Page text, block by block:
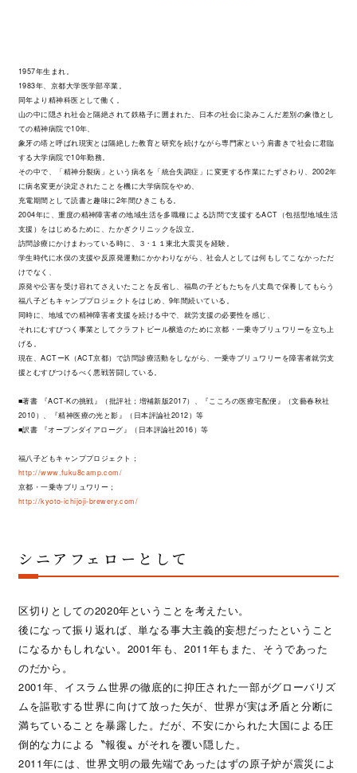
1957年生まれ。
1983年、京都大学医学部卒業。
同年より精神科医として働く。
山の中に隠され社会と隔絶されて鉄格子に囲まれた、日本の社会に染みこんだ差別の象徴とし
ての精神病院で10年、
象牙の塔と呼ばれ現実とは隔絶した教育と研究を続けながら専門家という肩書きで社会に君臨
する大学病院で10年勤務。
その中で、「精神分裂病」という病名を「統合失調症」に変更する作業にたずさわり、2002年
に病名変更が決定されたことを機に大学病院をやめ、
充電期間として読書と趣味に2年間ひきこもる。
2004年に、重度の精神障害者の地域生活を多職種による訪問で支援するACT（包括型地域生活
支援）をはじめるために、たかぎクリニックを設立。
訪問診療にかけまわっている時に、３･１１東北大震災を経験。
学生時代に水俣の支援や反原発運動にかかわりながら、社会人としては何もしてこなかっただ
けでなく、
原発や公害を受け容れてさえいたことを反省し、福島の子どもたちを八丈島で保養してもらう
福八子どもキャンププロジェクトをはじめ、9年間続いている。
同時に、地域での精神障害者支援を続ける中で、就労支援の必要性を感じ、
それにむすびつく事業としてクラフトビール醸造のために京都・一乗寺ブリュワリーを立ち上
げる。
現在、ACTーK（ACT京都）で訪問診療活動をしながら、一乗寺ブリュワリーを障害者就労支
援とむすびつけるべく悪戦苦闘している。
■著書 『ACT-Kの挑戦』（批評社；増補新版2017）、『こころの医療宅配便』（文藝春秋社
2010）、『精神医療の光と影』（日本評論社2012）等
■訳書 『オープンダイアローグ』（日本評論社2016）等
福八子どもキャンププロジェクト；
http://www.fuku8camp.com/
京都・一乗寺ブリュワリー；
http://kyoto-ichijoji-brewery.com/
シニアフェローとして
区切りとしての2020年ということを考えたい。
後になって振り返れば、単なる事大主義的妄想だったということ
になるかもしれない。2001年も、2011年もまた、そうであった
のだから。
2001年、イスラム世界の徹底的に抑圧された一部がグローバリズ
ムを謳歌する世界に向けて放った矢が、世界が実は矛盾と分断に
満ちていることを暴露した。だが、不安にかられた大国による圧
倒的な力による〝報復〟がそれを覆い隠した。
2011年には、世界文明の最先端であったはずの原子炉が震災によ